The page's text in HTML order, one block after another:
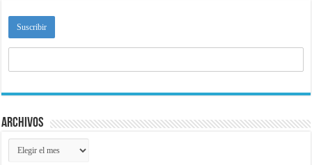
Archivos
Archivos